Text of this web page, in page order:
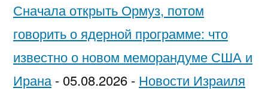
Сначала открыть Ормуз, потом
говорить о ядерной программе: что
известно о новом меморандуме США и
Ирана - 05.08.2026 - Новости Израиля